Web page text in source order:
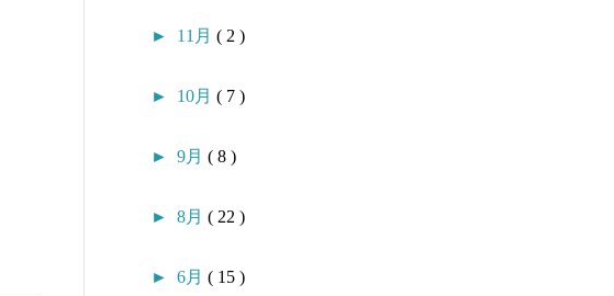
► 11月 ( 2 )
► 10月 ( 7 )
► 9月 ( 8 )
► 8月 ( 22 )
► 6月 ( 15 )